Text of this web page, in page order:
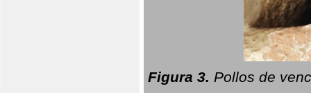
Figura 3. Pollos de